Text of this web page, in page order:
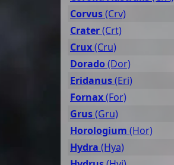
Corvus(Crv)
Crater(Crt)
Crux(Cru)
Dorado(Dor)
Eridanus(Eri)
Fornax(For)
Grus(Gru)
Horologium (Hor)
Hydra (Hya)